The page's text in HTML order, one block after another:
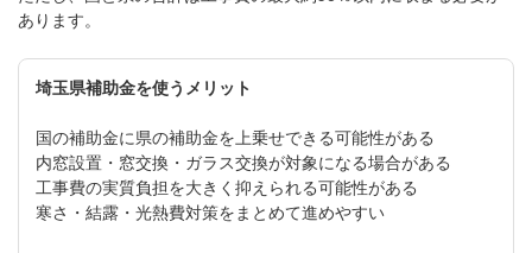
あります。
埼玉県補助金を使うメリット
国の補助金に県の補助金を上乗せできる可能性がある
内窓設置・窓交換・ガラス交換が対象になる場合がある
工事費の実質負担を大きく抑えられる可能性がある
寒さ・結露・光熱費対策をまとめて進めやすい